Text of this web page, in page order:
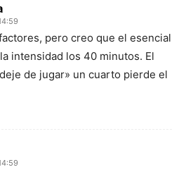
pero creo que el esencial
intensidad los 40 minutos. El
de jugar» un cuarto pierde el